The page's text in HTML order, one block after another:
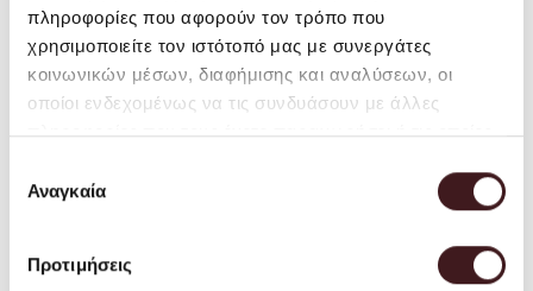
πληροφορίες που αφορούν τον τρόπο που
χρησιμοποιείτε τον ιστότοπό μας με συνεργάτες
κοινωνικών μέσων, διαφήμισης και αναλύσεων, οι
οποίοι ενδεχομένως να τις συνδυάσουν με άλλες
πληροφορίες που τους έχετε παραχωρήσει ή τις οποίες
των υπηρεσιών τους.
συγκατάθεσης
Αναγκαία
Προτιμήσεις
Oyster Wall Lamp - Black